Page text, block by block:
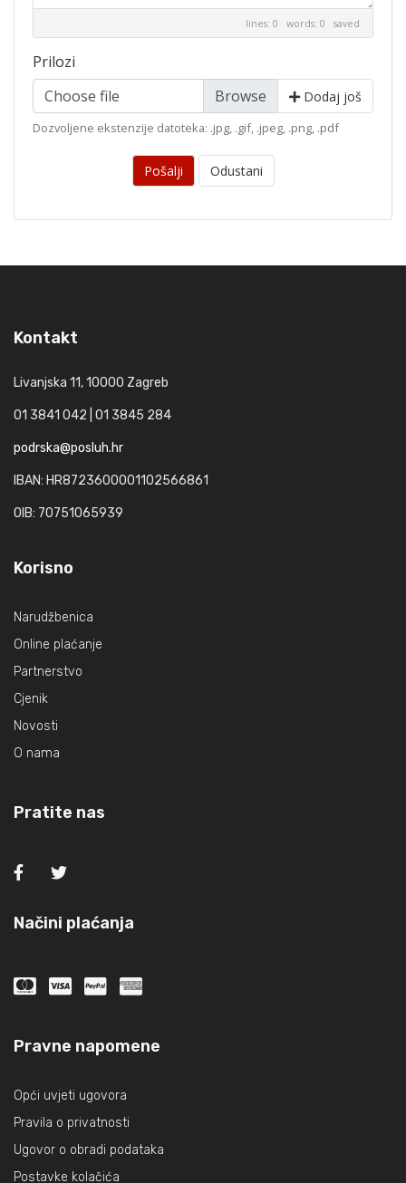
lines: 0 words: 0 saved
Prilozi
Choose file
Dodaj još
Dozvoljene ekstenzije datoteka: .jpg, .gif, .jpeg, .png, .pdf
Pošalji Odustani
Kontakt
Livanjska 11, 10000 Zagreb
01 3841 042 | 01 3845 284
podrska@posluh.hr
IBAN: HR8723600001102566861
OIB: 70751065939
Korisno
Narudžbenica
Online plaćanje
Partnerstvo
Cjenik
Novosti
O nama
Pratite nas
Načini plaćanja
Pravne napomene
Opći uvjeti ugovora
Pravila o privatnosti
Ugovor o obradi podataka
Postavke kolačića